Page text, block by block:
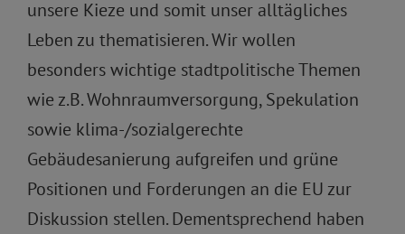
unsere Kieze und somit unser alltägliches
Leben zu thematisieren. Wir wollen
besonders wichtige stadtpolitische Themen
wie z.B. Wohnraumversorgung, Spekulation
sowie klima-/sozialgerechte
Gebäudesanierung aufgreifen und grüne
Positionen und Forderungen an die EU zur
Diskussion stellen. Dementsprechend haben